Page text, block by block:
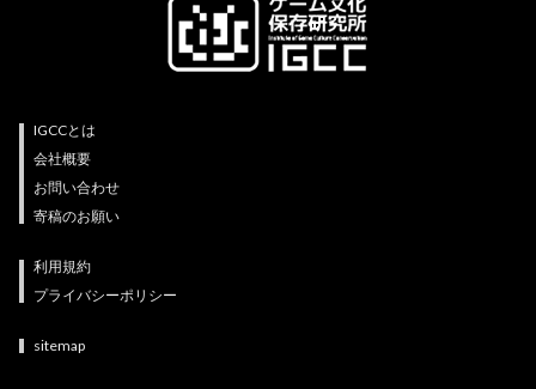
IGCCとは
会社概要
お問い合わせ
寄稿のお願い
利用規約
プライバシーポリシー
sitemap